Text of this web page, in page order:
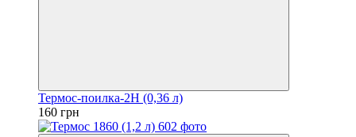
Термос-поилка-2H (0,36 л)
160 грн